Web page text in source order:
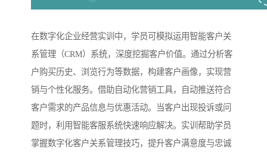
在数字化企业经营实训中，学员可模拟运用智能客户关
系管理（CRM）系统，深度挖掘客户价值。通过分析客
户购买历史、浏览行为等数据，构建客户画像，实现营
销与个性化服务。借助自动化营销工具，自动推送符合
客户需求的产品信息与优惠活动。当客户出现投诉或问
题时，利用智能客服系统快速响应解决。实训帮助学员
掌握数字化客户关系管理技巧，提升客户满意度与忠诚